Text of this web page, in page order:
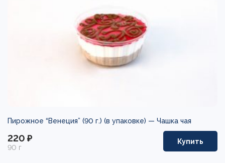
Пирожное “Венеция” (90 г.) (в упаковке) — Чашка чая
220 ₽
90 г
Купить